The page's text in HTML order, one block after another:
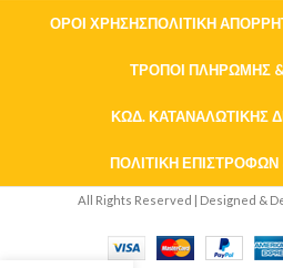
ΌΡΟΙ ΧΡΉΣΗΣΠΟΛΙΤΙΚΉ
ΤΡΌΠΟΙ ΠΛΗΡΩΜΉΣ
ΚΏΔ. ΚΑΤΑΝΑΛΩΤΙΚΉΣ
ΠΟΛΙΤΙΚΉ
All Rights Reserved | Designed &